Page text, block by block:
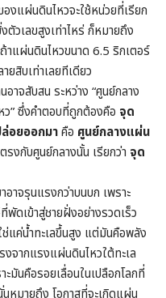
งแผ่นดินไหวจะใช้หน่วยที่เรียก
ตัวเลขสูงเท่าไหร่ ก็หมายถึง
าแผ่นดินไหวขนาด 6.5 ริกเตอร์
ยสิบเท่าเลยทีเดียว
าจสับสน ระหว่าง “ศูนย์กลาง
” ซึ่งคำตอบที่ถูกต้องคือ จุด
อยออกมาคือ ศูนย์กลางแผ่น
งกับศูนย์กลางนั้น เรียกว่า จุด
าจรุนแรงกว่าบนบก เพราะ
ดเข้าสู่ชายฝั่งอย่างรวดเร็ว
ช่แค่น้ำทะเลขึ้นสูง แต่มันคือพลัง
งจากแรงแผ่นดินไหวใต้ทะเล
มันคือรอยเลื่อนในเปลือกโลกที่
หมายถึง โอกาสที่จะเกิดแผ่น